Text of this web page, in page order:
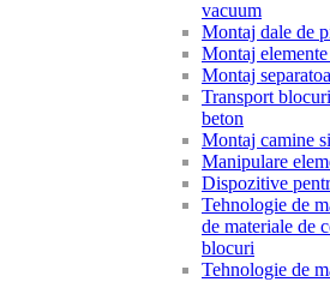
vacuum
Montaj dale de
Montaj elemente
Montaj
Transport
beton
Montaj camine
Manipulare
Dispozitive
Tehnologie de
de materiale de
blocuri
Tehnologie de